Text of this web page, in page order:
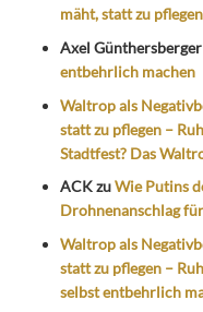
mäht, statt zu pflegen
Axel Günthersberger
entbehrlich machen
Waltrop als
statt zu pflegen –
Stadtfest? Das
ACKzuWie Putins
Drohnenanschlag
Waltrop als
statt zu pflegen –
selbst entbehrlich